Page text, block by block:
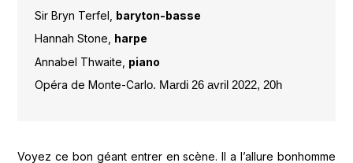
Sir Bryn Terfel, baryton-basse
Hannah Stone, harpe
Annabel Thwaite, piano
Opéra de Monte-Carlo. Mardi 26 avril 2022, 20h
Voyez ce bon géant entrer en scène. Il a l’allure bonhomme